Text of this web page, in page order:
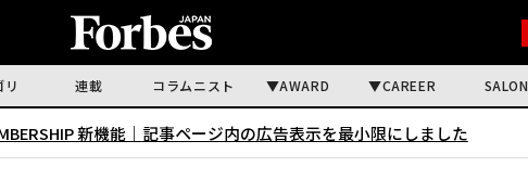
リ 連載 コラムニスト AWARD CAREER SALON
新機能｜ 記事ページ内の広告表示を最小限にしました